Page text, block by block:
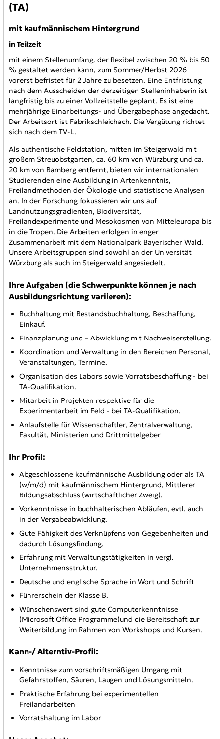
(TA)
mit kaufmännischem Hintergrund
in Teilzeit
mit einem Stellenumfang, der flexibel zwischen 20 % bis 50
% gestaltet werden kann, zum Sommer/Herbst 2026
vorerst befristet für 2 Jahre zu besetzen. Eine Entfristung
nach dem Ausscheiden der derzeitigen Stelleninhaberin ist
langfristig bis zu einer Vollzeitstelle geplant. Es ist eine
mehrjährige Einarbeitungs- und Übergabephase angedacht.
Der Arbeitsort ist Fabrikschleichach. Die Vergütung richtet
sich nach dem TV-L.
Als authentische Feldstation, mitten im Steigerwald mit
großem Streuobstgarten, ca. 60 km von Würzburg und ca.
20 km von Bamberg entfernt, bieten wir internationalen
Studierenden eine Ausbildung in Artenkenntnis,
Freilandmethoden der Ökologie und statistische Analysen
an. In der Forschung fokussieren wir uns auf
Landnutzungsgradienten, Biodiversität,
Freilandexperimente und Mesokosmen von Mitteleuropa bis
in die Tropen. Die Arbeiten erfolgen in enger
Zusammenarbeit mit dem Nationalpark Bayerischer Wald.
Unsere Arbeitsgruppen sind sowohl an der Universität
Würzburg als auch im Steigerwald angesiedelt.
Ihre Aufgaben (die Schwerpunkte können je nach
Ausbildungsrichtung variieren):
Buchhaltung mit Bestandsbuchhaltung, Beschaffung,
Einkauf.
Finanzplanung und – Abwicklung mit Nachweiserstellung.
Koordination und Verwaltung in den Bereichen Personal,
Veranstaltungen, Termine.
Organisation des Labors sowie Vorratsbeschaffung - bei
TA-Qualifikation.
Mitarbeit in Projekten respektive für die
Experimentarbeit im Feld - bei TA-Qualifikation.
Anlaufstelle für Wissenschaftler, Zentralverwaltung,
Fakultät, Ministerien und Drittmittelgeber
Ihr Profil:
Abgeschlossene kaufmännische Ausbildung oder als TA
(w/m/d) mit kaufmännischem Hintergrund, Mittlerer
Bildungsabschluss (wirtschaftlicher Zweig).
Vorkenntnisse in buchhalterischen Abläufen, evtl. auch
in der Vergabeabwicklung.
Gute Fähigkeit des Verknüpfens von Gegebenheiten und
dadurch Lösungsfindung.
Erfahrung mit Verwaltungstätigkeiten in vergl.
Unternehmensstruktur.
Deutsche und englische Sprache in Wort und Schrift
Führerschein der Klasse B.
Wünschenswert sind gute Computerkenntnisse
(Microsoft Office Programme)und die Bereitschaft zur
Weiterbildung im Rahmen von Workshops und Kursen.
Kann-/ Alterntiv-Profil:
Kenntnisse zum vorschriftsmäßigen Umgang mit
Gefahrstoffen, Säuren, Laugen und Lösungsmitteln.
Praktische Erfahrung bei experimentellen
Freilandarbeiten
Vorratshaltung im Labor